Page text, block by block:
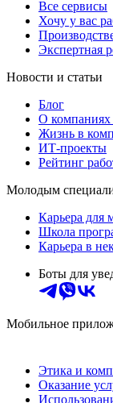
Все сервисы
Хочу у вас
Экспертная
Новости и статьи
Блог
О компаниях
Жизнь в
ИТ-проекты
Рейтинг
Молодым
Карьера для
Школа
Карьера в
Боты для
Мобильное
Этика и
Оказание